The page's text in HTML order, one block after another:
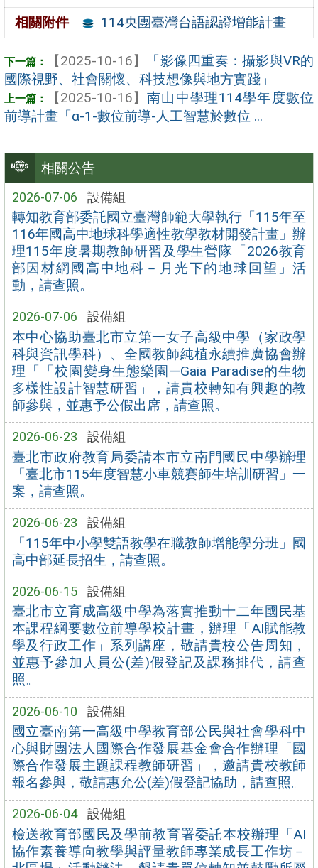
相關公告
2026-07-06 設備組
轉知教育部委託國立臺灣師範大學執行「115年至
116年國高中地球科學適性教學教材開發計畫」辦
理115年度暑期教師研習及學生營隊「2026教育
部因材網國高中地科－月光下的地球回望」活
動，請查照。
2026-07-06 設備組
本中心協助臺北市立第一女子高級中學（家政學
科與資訊學科）、全國教師純植永續推廣協會辦
理「「校園變身生態樂園—Gaia Paradise的生物
多樣性設計智慧研習」，請貴校轉知有興趣的教
師參與，並惠予公假出席，請查照。
2026-06-23 設備組
臺北市政府教育局委請本市立南門國民中學辦理
「臺北市115年度智慧小車競賽師生培訓研習」一
案，請查照。
2026-06-23 設備組
「115年中小學雙語教學在職教師增能學分班」國
高中部延長招生，請查照。
2026-06-15 設備組
臺北市立育成高級中學為落實推動十二年國民基
本課程綱要數位前導學校計畫，辦理「AI賦能教
學及行政工作」系列講座，敬請貴校公告周知，
並惠予參加人員公(差)假登記及課務排代，請查
照。
2026-06-10 設備組
國立臺南第一高級中學教育部公民與社會學科中
心與財團法人國際合作發展基金會合作辦理「國
際合作發展主題課程教師研習」，邀請貴校教師
報名參與，敬請惠允公(差)假登記協助，請查照。
2026-06-04 設備組
檢送教育部國民及學前教育署委託本校辦理「AI
協作素養導向教學與評量教師專業成長工作坊－
相關附件 114央團臺灣台語認證增能計畫
【2025-10-16】
「影像四重奏：攝影與VR的
國際視野、社會關懷、科技想像與地方實踐」
【2025-10-16】 南山中學理114學年度數位
前導計畫「α-1-數位前導-人工智慧於數位 ...